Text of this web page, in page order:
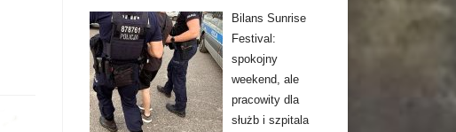
Bilans Sunrise
Festival:
spokojny
weekend, ale
pracowity dla
służb i szpitala